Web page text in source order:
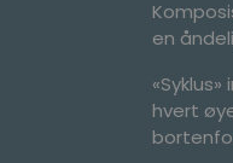
en
hvert